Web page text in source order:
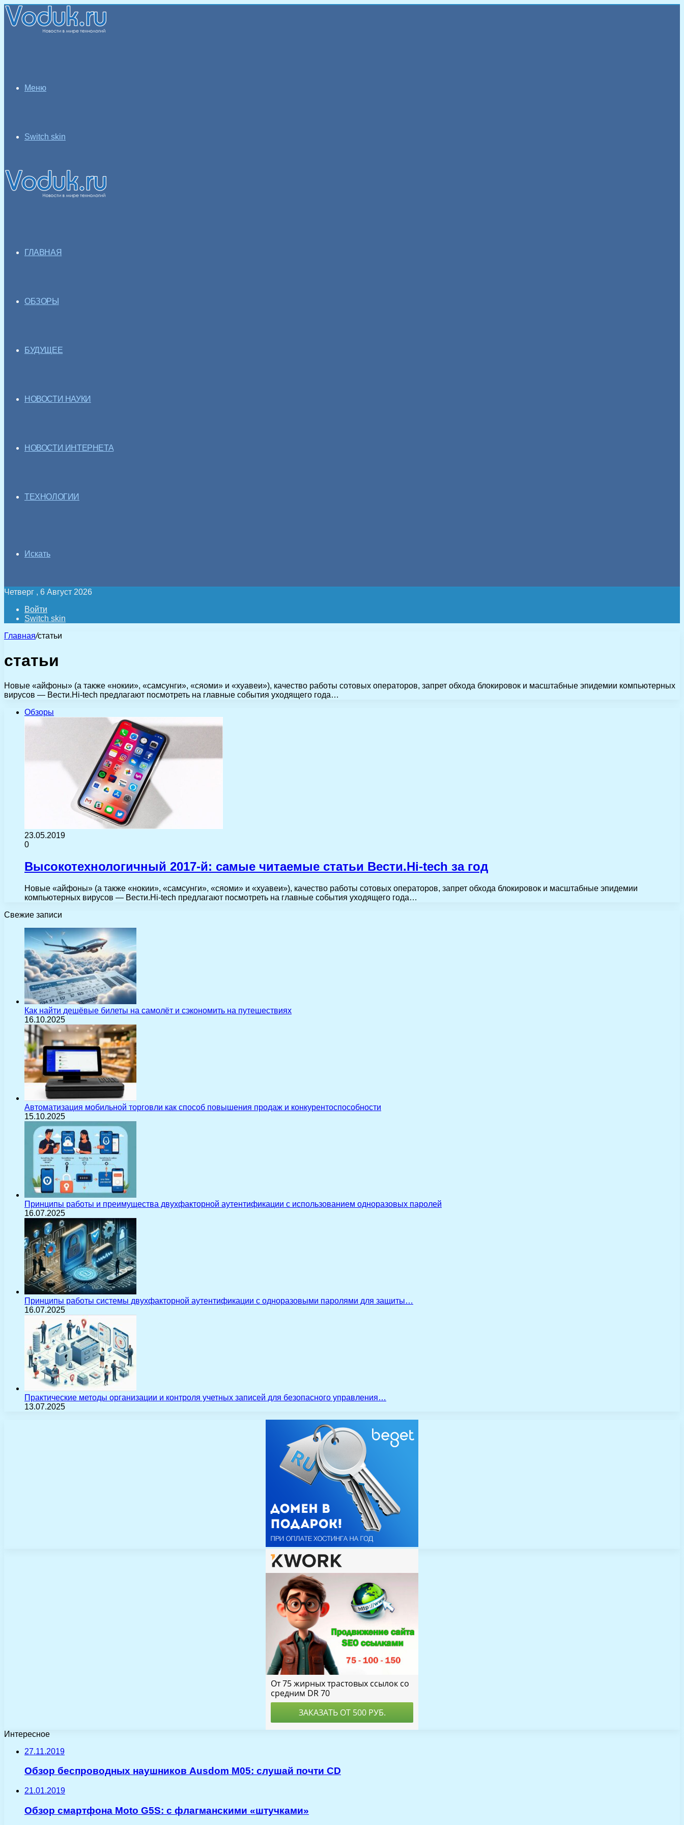
Меню
Switch skin
ГЛАВНАЯ
ОБЗОРЫ
БУДУЩЕЕ
НОВОСТИ НАУКИ
НОВОСТИ ИНТЕРНЕТА
ТЕХНОЛОГИИ
Искать
Четверг , 6 Август 2026
Войти
Switch skin
Главная/статьи
статьи
Новые «айфоны» (а также «нокии», «самсунги», «сяоми» и «хуавеи»), качество работы сотовых операторов, запрет обхода блокировок и масштабные эпидемии компьютерных
вирусов — Вести.Hi-tech предлагают посмотреть на главные события уходящего года…
Обзоры
23.05.2019
0
Высокотехнологичный 2017-й: самые читаемые статьи Вести.Hi-tech за год
Новые «айфоны» (а также «нокии», «самсунги», «сяоми» и «хуавеи»), качество работы сотовых операторов, запрет обхода блокировок и масштабные эпидемии
компьютерных вирусов — Вести.Hi-tech предлагают посмотреть на главные события уходящего года…
Свежие записи
Как найти дешёвые билеты на самолёт и сэкономить на путешествиях
16.10.2025
Автоматизация мобильной торговли как способ повышения продаж и конкурентоспособности
15.10.2025
Принципы работы и преимущества двухфакторной аутентификации с использованием одноразовых паролей
16.07.2025
Принципы работы системы двухфакторной аутентификации с одноразовыми паролями для защиты…
16.07.2025
Практические методы организации и контроля учетных записей для безопасного управления…
13.07.2025
Интересное
27.11.2019
Обзор беспроводных наушников Ausdom M05: слушай почти CD
21.01.2019
Обзор смартфона Moto G5S: с флагманскими «штучками»